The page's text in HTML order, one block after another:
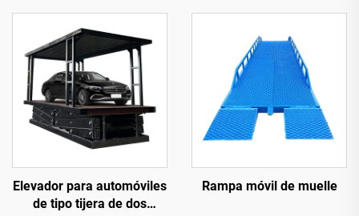
Elevador para automóviles
de tipo tijera de dos
Rampa móvil de muelle